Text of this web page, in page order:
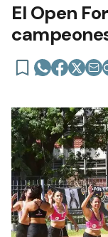
El Open